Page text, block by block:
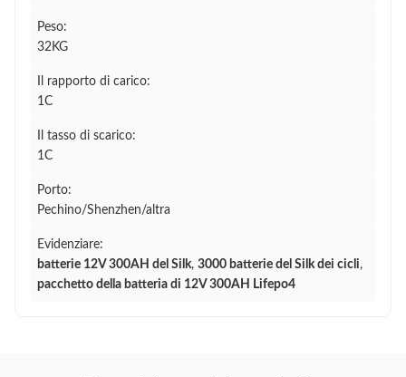
Peso:
32KG
Il rapporto di carico:
1C
Il tasso di scarico:
1C
Porto:
Pechino/Shenzhen/altra
Evidenziare:
batterie 12V 300AH del Silk, 3000 batterie del Silk dei cicli,
pacchetto della batteria di 12V 300AH Lifepo4